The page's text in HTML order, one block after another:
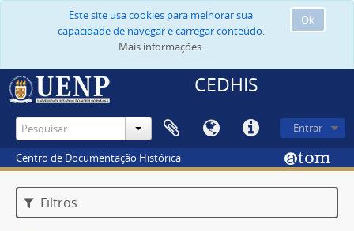
Ok
Este site usa cookies para melhorar sua
capacidade de navegar e carregar conteúdo.
Mais informações.
CEDHIS
Entrar
Centro de Documentação Histórica
Filtros